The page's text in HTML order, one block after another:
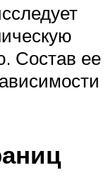
Состав ее